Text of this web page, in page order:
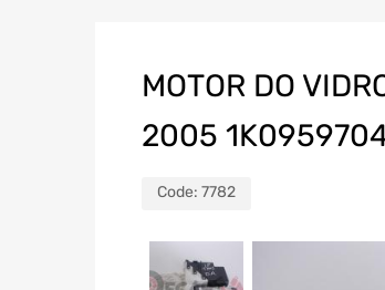
MOTOR DO
2005
Code: 7782